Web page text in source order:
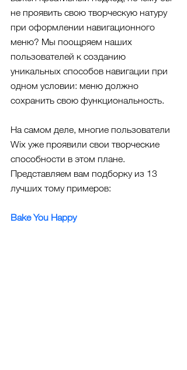
не проявить свою творческую натуру
при оформлении навигационного
меню? Мы поощряем наших
пользователей к созданию
уникальных способов навигации при
одном условии: меню должно
сохранить свою функциональность.
На самом деле, многие пользователи
Wix уже проявили свои творческие
способности в этом плане.
Представляем вам подборку из 13
лучших тому примеров:
Bake You Happy